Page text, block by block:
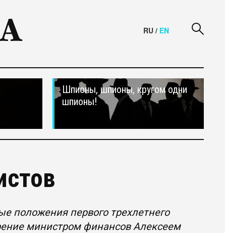
RU / EN
Шпионы, шпионы, кругом одни
шпионы!
положения первого трехлетнего
министром финансов Алексеем